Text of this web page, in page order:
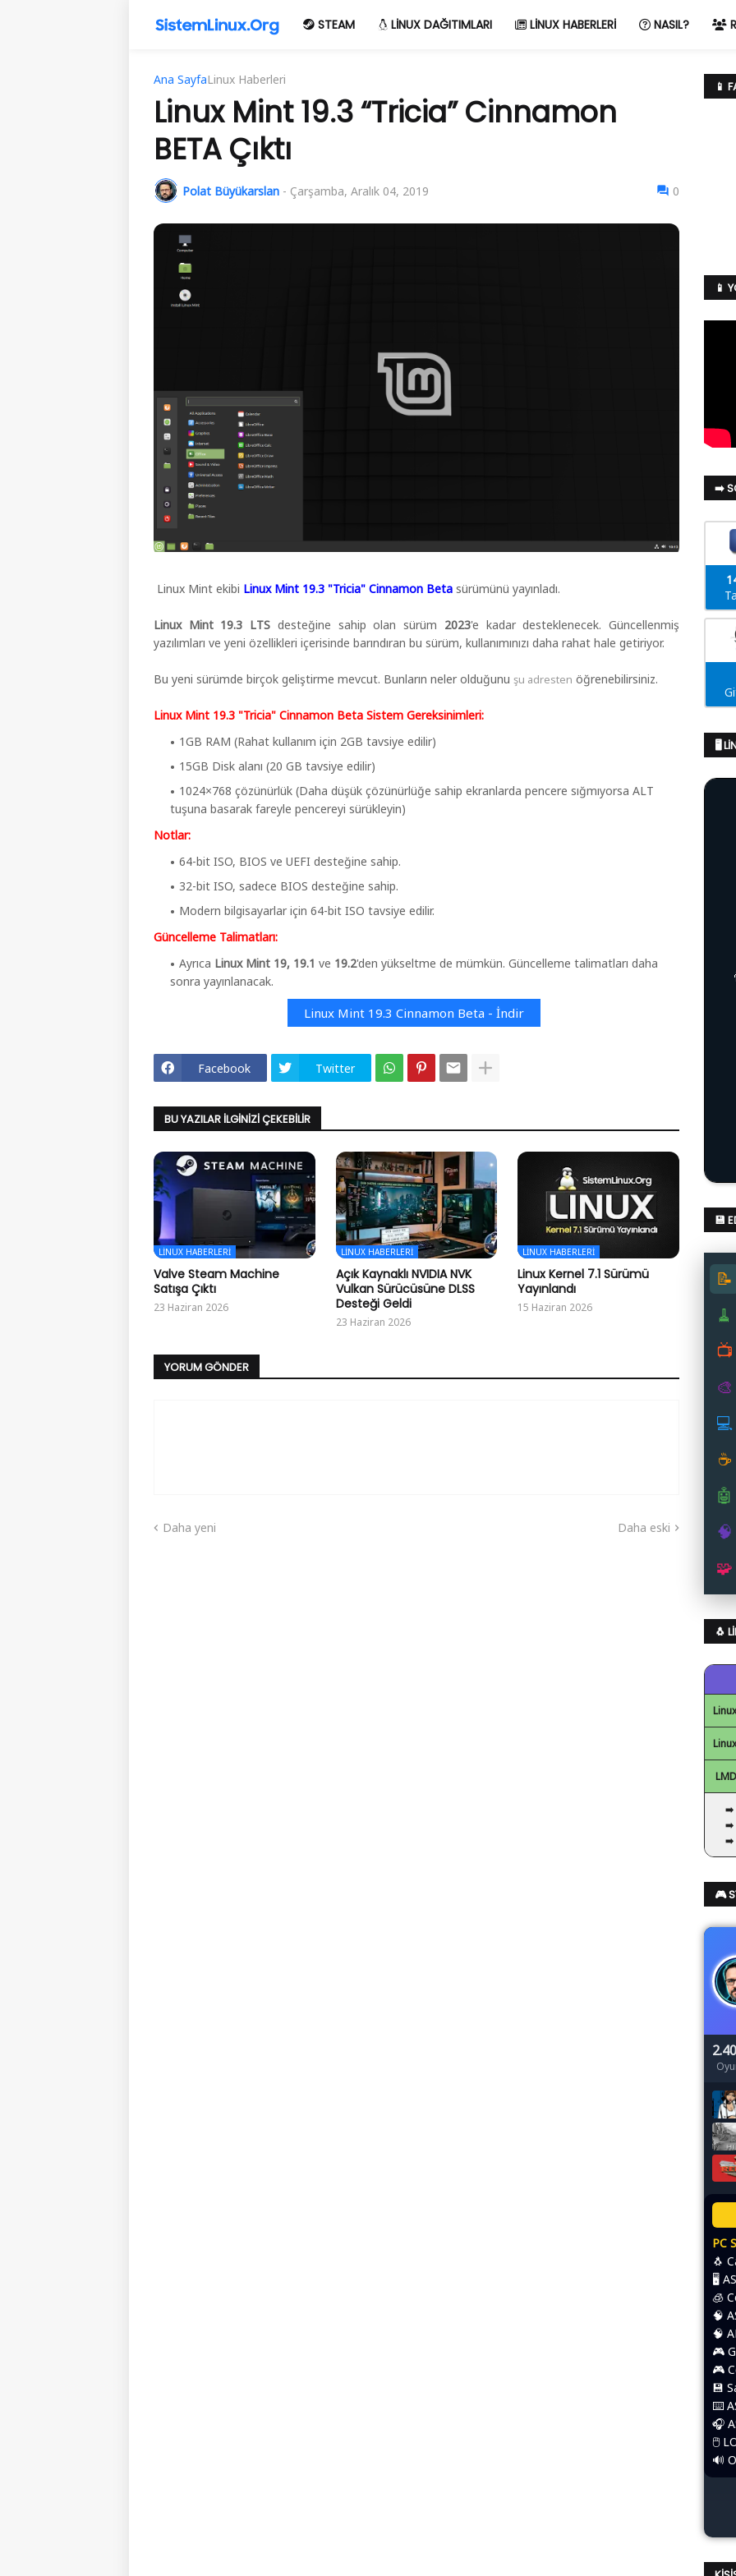
STEAM LINUX DAĞITIMLARI LINUX HABERLERI NASIL?
Ana SayfaLinux Haberleri
Linux Mint 19.3 “Tricia” Cinnamon
BETA Çıktı
Polat Büyükarslan - Çarşamba, Aralık 04, 2019 0
Linux Mint ekibi Linux Mint 19.3 "Tricia" Cinnamon Beta sürümünü yayınladı.
Linux Mint 19.3 LTS desteğine sahip olan sürüm 2023'e kadar desteklenecek. Güncellenmiş
yazılımları ve yeni özellikleri içerisinde barındıran bu sürüm, kullanımınızı daha rahat hale getiriyor.
Bu yeni sürümde birçok geliştirme mevcut. Bunların neler olduğunu şu adresten öğrenebilirsiniz.
Linux Mint 19.3 "Tricia" Cinnamon Beta Sistem Gereksinimleri:
1GB RAM (Rahat kullanım için 2GB tavsiye edilir)
15GB Disk alanı (20 GB tavsiye edilir)
1024×768 çözünürlük (Daha düşük çözünürlüğe sahip ekranlarda pencere sığmıyorsa ALT
tuşuna basarak fareyle pencereyi sürükleyin)
Notlar:
64-bit ISO, BIOS ve UEFI desteğine sahip.
32-bit ISO, sadece BIOS desteğine sahip.
Modern bilgisayarlar için 64-bit ISO tavsiye edilir.
Güncelleme Talimatları:
Ayrıca Linux Mint 19, 19.1 ve 19.2'den yükseltme de mümkün. Güncelleme talimatları daha
sonra yayınlanacak.
Linux Mint 19.3 Cinnamon Beta - İndir
Facebook Twitter
BU YAZILAR İLGINIZI ÇEKEBILIR
LINUX HABERLERI
Valve Steam Machine
Satışa Çıktı
23 Haziran 2026
LINUX HABERLERI
Açık Kaynaklı NVIDIA NVK
Vulkan Sürücüsüne DLSS
Desteği Geldi
23 Haziran 2026
LINUX HABERLERI
Linux Kernel 7.1 Sürümü
Yayınlandı
15 Haziran 2026
YORUM GÖNDER
Daha yeni Daha eski
📱
📱
➡️
🖥️
💾
📝
🧹
📺
🎨
💻
☕
🤖
🧠
🧩
🐧
➡️
➡️
➡️
🎮
PC
🐧
🖥️
🧊
🧠
🧠
🎮
🎮
💾
⌨️​
🎧
🖱️​
🔊